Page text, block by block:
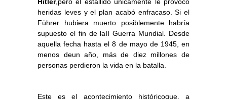
heridas leves y el plan acabó enfracaso. Si el
Führer hubiera muerto posiblemente habría
supuesto el fin de laII Guerra Mundial. Desde
aquella fecha hasta el 8 de mayo de 1945, en
menos deun año, más de diez millones de
personas perdieron la vida en la batalla.
Este es el acontecimiento históricoque, a